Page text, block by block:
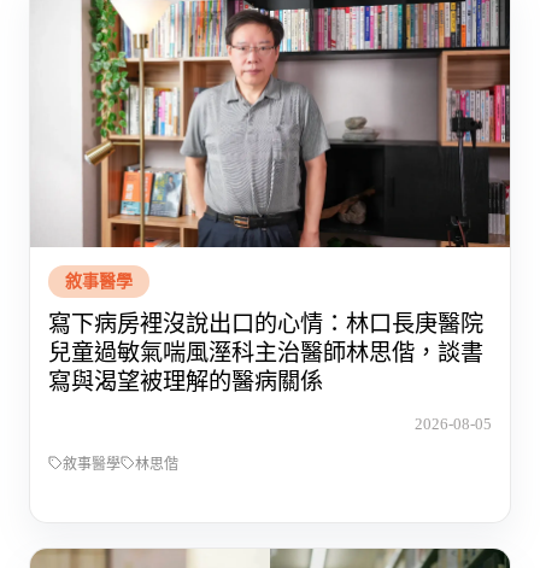
敘事醫學
寫下病房裡沒說出口的心情：林口長庚醫院
兒童過敏氣喘風溼科主治醫師林思偕，談書
寫與渴望被理解的醫病關係
2026-08-05
敘事醫學 林思偕